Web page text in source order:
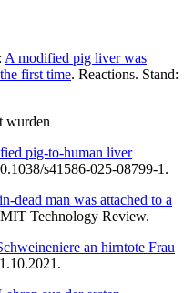
A modified pig liver was
first time. Reactions. Stand:
wurden
pig-to-human liver
s41586-025-08799-1.
dead man was attached to a
Technology Review.
an hirntote Frau